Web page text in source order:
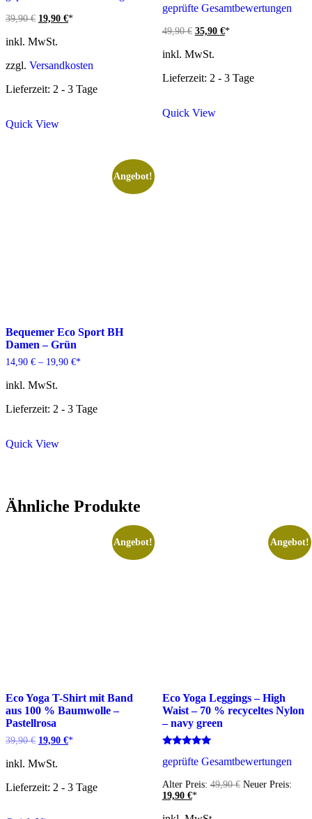
von 5
39,90€ Ursprünglicher
war:
19,90 €Aktueller
*
inkl. MwSt.
zzgl. Versandkosten
Lieferzeit: 2 - 3 Tage
Quick View
mit
von 5
geprüfte Gesamtbewertungen
49,90€ Ursprünglicher
war:
35,90 €Aktueller
*
inkl. MwSt.
Lieferzeit: 2 - 3 Tage
Quick View
Angebot!
Bequemer Eco Sport BH
Damen – Grün
14,90 € – 19,90 €*
inkl. MwSt.
Lieferzeit: 2 - 3 Tage
Quick View
Ähnliche Produkte
Angebot!
Eco Yoga T-Shirt mit Band
aus 100 % Baumwolle –
Pastellrosa
39,90€ Ursprünglicher
war:
19,90 €Aktueller
*
inkl. MwSt.
Lieferzeit: 2 - 3 Tage
Angebot!
Eco Yoga Leggings – High
Waist – 70 % recyceltes Nylon
– navy green
mit
von 5
geprüfte Gesamtbewertungen
Alter Preis: 49,90€ Ursprünglicher
Neuer Preis:
19,90 €Aktueller
*